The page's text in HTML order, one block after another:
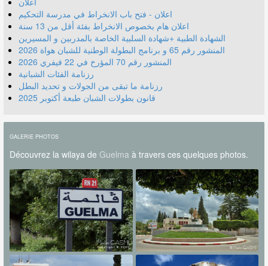
اعلان - فتح باب الانخراط في مدرسة التحكيم
اعلان هام بخصوص الانخراط بفئة أقل من 13 سنة
الشهادة الطبية +شهادة السلبية الخاصة بالمدربين و المسيرين
المنشور رقم 70 المؤرخ في 22 فيفري 2026
رزنامة الفئات الشبانية
رزنامة ما تبقى من الجولات و تحديد البطل
قانون بطولات الشبان طبعة أكتوبر 2025
GALERIE PHOTOS
Découvrez la wilaya de Guelmaà travers ces quelques photos.